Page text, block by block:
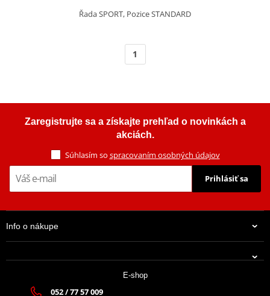
Řada SPORT, Pozice STANDARD
1
Zaregistrujte sa a získajte prehľad o novinkách a
akciách.
Súhlasím so spracovaním osobných údajov
Prihlásiť sa
Info o nákupe
E-shop
052 / 77 57 009